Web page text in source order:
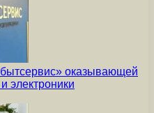
оказывающей
электроники